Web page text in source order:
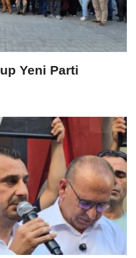
Yeni Parti